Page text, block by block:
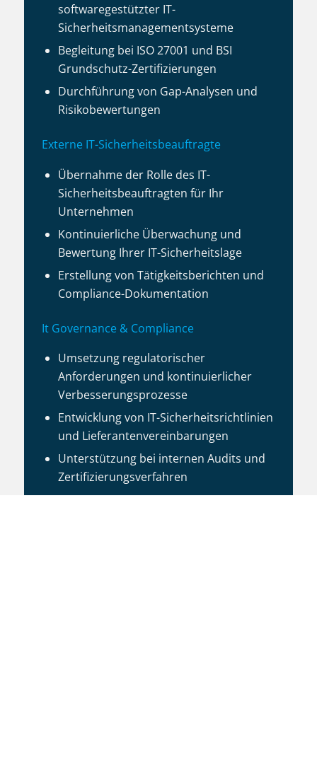
softwaregestützter IT-
Sicherheitsmanagementsysteme
Begleitung bei ISO 27001 und BSI
Grundschutz-Zertifizierungen
Durchführung von Gap-Analysen und
Risikobewertungen
Externe IT-Sicherheitsbeauftragte
Übernahme der Rolle des IT-
Sicherheitsbeauftragten für Ihr
Unternehmen
Kontinuierliche Überwachung und
Bewertung Ihrer IT-Sicherheitslage
Erstellung von Tätigkeitsberichten und
Compliance-Dokumentation
It Governance & Compliance
Umsetzung regulatorischer
Anforderungen und kontinuierlicher
Verbesserungsprozesse
Entwicklung von IT-Sicherheitsrichtlinien
und Lieferantenvereinbarungen
Unterstützung bei internen Audits und
Zertifizierungsverfahren